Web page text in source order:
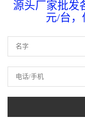
源头厂家批发
元/台，